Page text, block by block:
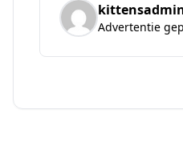
Advertentie